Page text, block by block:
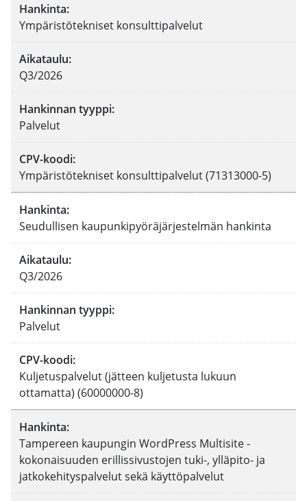
Hankinta:
Ympäristötekniset konsulttipalvelut
Aikataulu:
Q3/2026
Hankinnan tyyppi:
Palvelut
CPV-koodi:
Ympäristötekniset konsulttipalvelut (71313000-5)
Hankinta:
Seudullisen kaupunkipyöräjärjestelmän hankinta
Aikataulu:
Q3/2026
Hankinnan tyyppi:
Palvelut
CPV-koodi:
Kuljetuspalvelut (jätteen kuljetusta lukuun
ottamatta) (60000000-8)
Hankinta:
Tampereen kaupungin WordPress Multisite -
kokonaisuuden erillissivustojen tuki-, ylläpito- ja
jatkokehityspalvelut sekä käyttöpalvelut